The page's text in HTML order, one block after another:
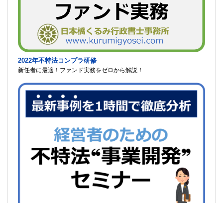
2022年不特法コンプラ研修
新任者に最適！ファンド実務をゼロから解説！